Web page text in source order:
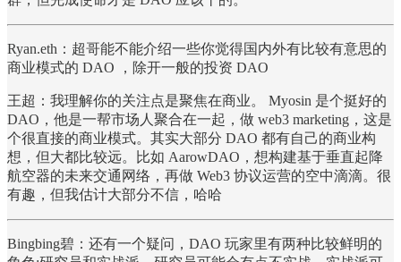
Ryan.eth：超哥能不能介绍一些你觉得国内外有比较有意思的
商业模式的 DAO ，除开一般的投资 DAO
王超：我理解你的关注点是聚焦在商业。 Myosin 是个挺好的
DAO，他是一帮市场人聚合在一起，做 web3 marketing，这是
个很直接的商业模式。其实大部分 DAO 都有自己的商业构
想，但大都比较远。比如 AarowDAO，想构建基于垂直起降
航空器的未来交通网络，再做 Web3 协议运营的空中滴滴。很
有趣，但我估计大部分不信，哈哈
Bingbing碧：还有一个疑问，DAO 玩家里有两种比较鲜明的